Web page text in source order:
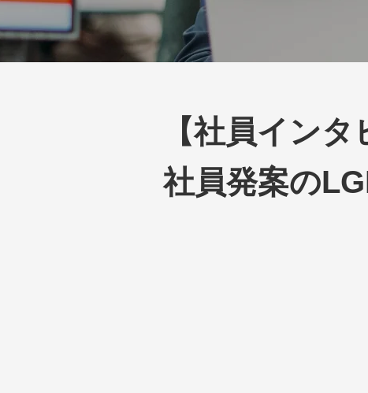
【社員イン
社員発案の